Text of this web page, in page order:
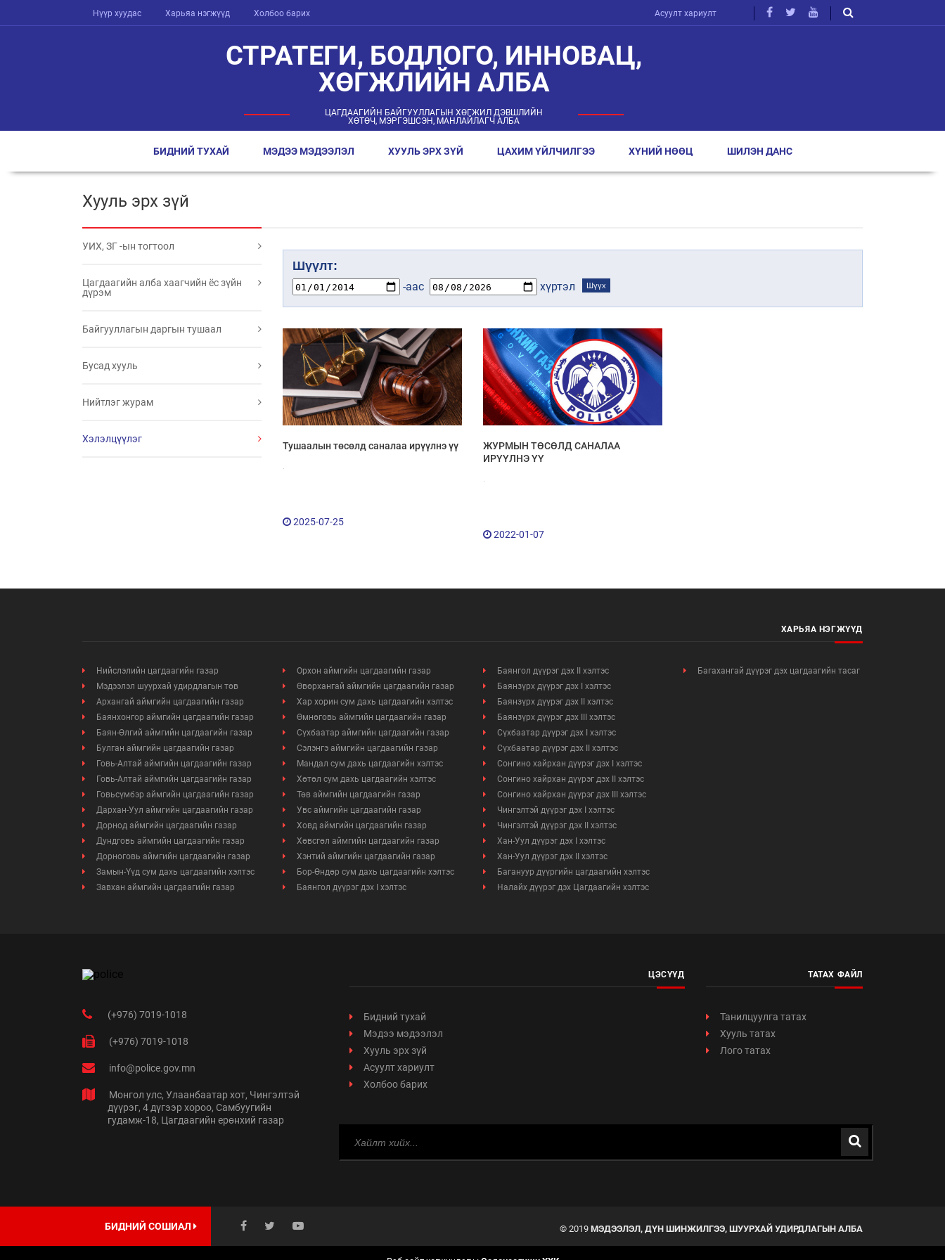
Нүүр хуудас Харьяа нэгжүүд Холбоо барих Асуулт хариулт
СТРАТЕГИ, БОДЛОГО, ИННОВАЦ,
ХӨГЖЛИЙН АЛБА
ЦАГДААГИЙН БАЙГУУЛЛАГЫН ХӨГЖИЛ ДЭВШЛИЙН
ХӨТӨЧ, МЭРГЭШСЭН, МАНЛАЙЛАГЧ АЛБА
БИДНИЙ ТУХАЙ МЭДЭЭ МЭДЭЭЛЭЛ ХУУЛЬ ЭРХ ЗҮЙ ЦАХИМ ҮЙЛЧИЛГЭЭ ХҮНИЙ НӨӨЦ ШИЛЭН ДАНС
Хууль эрх зүй
УИХ, ЗГ -ын тогтоол
Цагдаагийн алба хаагчийн ёс зүйн
дүрэм
Байгууллагын даргын тушаал
Бусад хууль
Нийтлэг журам
Хэлэлцүүлэг
Шүүлт:
-аас хүртэл Шүүх
Тушаалын төсөлд саналаа ирүүлнэ үү
2025-07-25
ЖУРМЫН ТӨСӨЛД САНАЛАА
ИРҮҮЛНЭ ҮҮ
2022-01-07
ХАРЬЯА НЭГЖҮҮД
Нийслэлийн цагдаагийн газар
Мэдээлэл шуурхай удирдлагын төв
Архангай аймгийн цагдаагийн газар
Баянхонгор аймгийн цагдаагийн газар
Баян-Өлгий аймгийн цагдаагийн газар
Булган аймгийн цагдаагийн газар
Говь-Алтай аймгийн цагдаагийн газар
Говь-Алтай аймгийн цагдаагийн газар
Говьсүмбэр аймгийн цагдаагийн газар
Дархан-Уул аймгийн цагдаагийн газар
Дорнод аймгийн цагдаагийн газар
Дундговь аймгийн цагдаагийн газар
Дорноговь аймгийн цагдаагийн газар
Замын-Үүд сум дахь цагдаагийн хэлтэс
Завхан аймгийн цагдаагийн газар
Орхон аймгийн цагдаагийн газар
Өвөрхангай аймгийн цагдаагийн газар
Хар хорин сум дахь цагдаагийн хэлтэс
Өмнөговь аймгийн цагдаагийн газар
Сүхбаатар аймгийн цагдаагийн газар
Сэлэнгэ аймгийн цагдаагийн газар
Мандал сум дахь цагдаагийн хэлтэс
Хөтөл сум дахь цагдаагийн хэлтэс
Төв аймгийн цагдаагийн газар
Увс аймгийн цагдаагийн газар
Ховд аймгийн цагдаагийн газар
Хөвсгөл аймгийн цагдаагийн газар
Хэнтий аймгийн цагдаагийн газар
Бор-Өндөр сум дахь цагдаагийн хэлтэс
Баянгол дүүрэг дэх I хэлтэс
Баянгол дүүрэг дэх II хэлтэс
Баянзүрх дүүрэг дэх I хэлтэс
Баянзүрх дүүрэг дэх II хэлтэс
Баянзүрх дүүрэг дэх III хэлтэс
Сүхбаатар дүүрэг дэх I хэлтэс
Сүхбаатар дүүрэг дэх II хэлтэс
Сонгино хайрхан дүүрэг дэх I хэлтэс
Сонгино хайрхан дүүрэг дэх II хэлтэс
Сонгино хайрхан дүүрэг дэх III хэлтэс
Чингэлтэй дүүрэг дэх I хэлтэс
Чингэлтэй дүүрэг дэх II хэлтэс
Хан-Уул дүүрэг дэх I хэлтэс
Хан-Уул дүүрэг дэх II хэлтэс
Багануур дүүргийн цагдаагийн хэлтэс
Налайх дүүрэг дэх Цагдаагийн хэлтэс
Багахангай дүүрэг дэх цагдаагийн тасаг
(+976) 7019-1018
(+976) 7019-1018
info@police.gov.mn
Монгол улс, Улаанбаатар хот, Чингэлтэй
дүүрэг, 4 дүгээр хороо, Самбуугийн
гудамж-18, Цагдаагийн ерөнхий газар
ЦЭСҮҮД
Бидний тухай
Мэдээ мэдээлэл
Хууль эрх зүй
Асуулт хариулт
Холбоо барих
ТАТАХ ФАЙЛ
Танилцуулга татах
Хууль татах
Лого татах
БИДНИЙ СОШИАЛ © 2019 МЭДЭЭЛЭЛ, ДҮН ШИНЖИЛГЭЭ, ШУУРХАЙ УДИРДЛАГЫН АЛБА
Өргөдөл, гомдлын мэдээ
Иргэдийг хүлээн авах хуваарь
Ажил үүргийн чиглэл, утасны дугаар